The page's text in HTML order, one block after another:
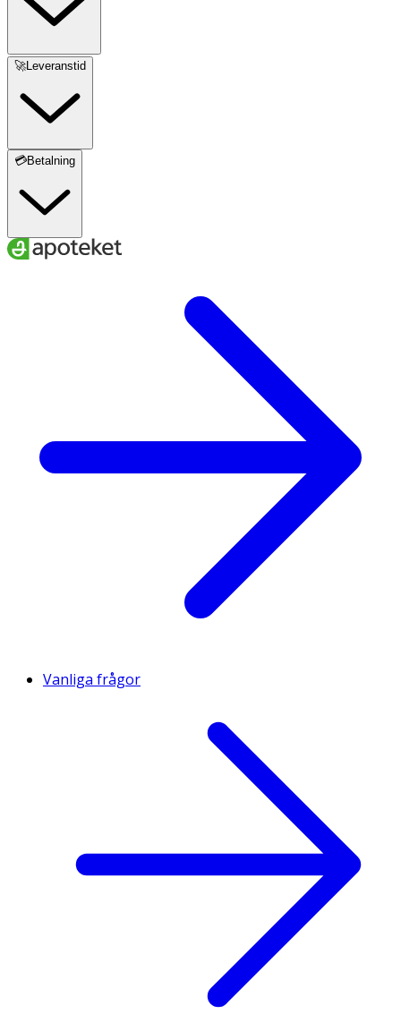
Maskintvätt 40 °C. Använd inte sköljmedel. Ska inte
torktumlas.
🚀Leveranstid
💳Betalning
Vanliga frågor